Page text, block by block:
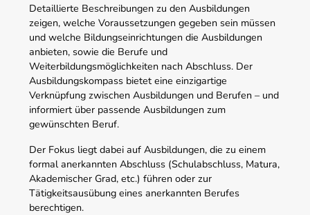
Detaillierte Beschreibungen zu den Ausbildungen
zeigen, welche Voraussetzungen gegeben sein müssen
und welche Bildungseinrichtungen die Ausbildungen
anbieten, sowie die Berufe und
Weiterbildungsmöglichkeiten nach Abschluss. Der
Ausbildungskompass bietet eine einzigartige
Verknüpfung zwischen Ausbildungen und Berufen – und
informiert über passende Ausbildungen zum
gewünschten Beruf.
Der Fokus liegt dabei auf Ausbildungen, die zu einem
formal anerkannten Abschluss (Schulabschluss, Matura,
Akademischer Grad, etc.) führen oder zur
Tätigkeitsausübung eines anerkannten Berufes
berechtigen.